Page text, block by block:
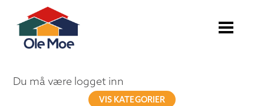
Du må være logget inn
VIS KATEGORIER